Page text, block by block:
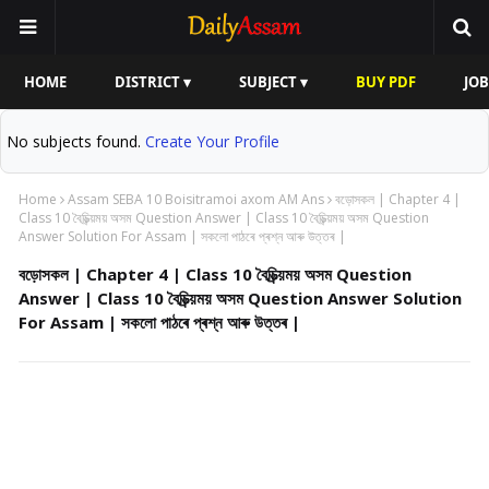
HOME DISTRICT ▾ SUBJECT ▾ BUY PDF
No subjects found. Create Your Profile
Home Assam SEBA 10 Boisitramoi axom AM Ans বড়োসকল | Chapter 4 |
Class 10 বৈচিত্ৰ্য়ময় অসম Question Answer | Class 10 বৈচিত্ৰ্য়ময় অসম Question
Answer Solution For Assam | সকলো পাঠৰে প্ৰশ্ন আৰু উত্তৰ |
বড়োসকল | Chapter 4 | Class 10 বৈচিত্ৰ্য়ময় অসম Question
Answer | Class 10 বৈচিত্ৰ্য়ময় অসম Question Answer Solution
For Assam | সকলো পাঠৰে প্ৰশ্ন আৰু উত্তৰ |